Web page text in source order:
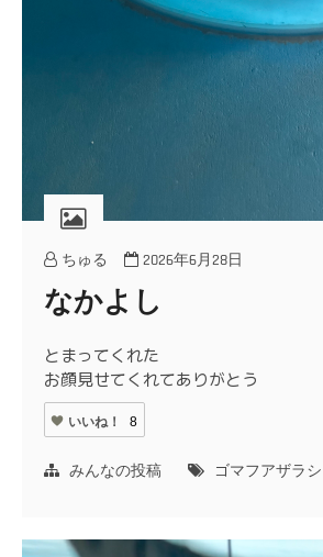
ちゅる 2026年6月28日
なかよし
とまってくれた
お顔見せてくれてありがとう
いいね！ 8
みんなの投稿 ゴマフアザラシ